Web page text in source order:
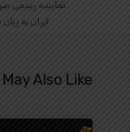
ایران به
Also Like